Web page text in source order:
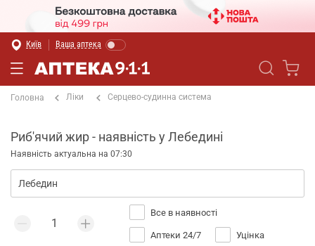
Київ Ваша аптека
Головна Ліки Серцево-судинна система
Риб'ячий жир - наявність у Лебедині
Наявність актуальна на 07:30
Все в наявності
Аптеки 24/7 Уцінка